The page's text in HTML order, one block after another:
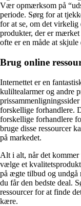
Vær opmærksom på
periode. Sørg for at
for at se, om det
produkter, der er
ofte er en måde at
Brug online
Internettet er en
kuliltealarmer og andre
forskellige forhandlere.
forskellige forhandlere
bruge disse ressourcer
på markedet.
Alt i alt, når det
vælge et
på ægte tilbud og undgå
du får den bedste deal.
ressourcer for at finde
kære.